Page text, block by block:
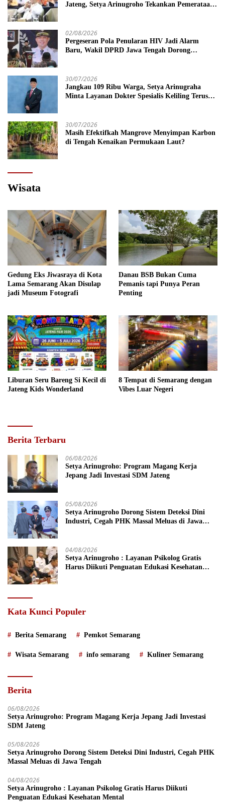
Jateng, Setya Arinugroho Tekankan Pemerataan
02/08/2026
Pergeseran Pola Penularan HIV Jadi Alarm
Baru, Wakil DPRD Jawa Tengah Dorong
30/07/2026
Jangkau 109 Ribu Warga, Setya Arinugraha
Minta Layanan Dokter Spesialis Keliling Terus
30/07/2026
Masih Efektifkah Mangrove Menyimpan Karbon
di Tengah Kenaikan Permukaan Laut?
Wisata
Gedung Eks Jiwasraya di Kota
Lama Semarang Akan Disulap
jadi Museum Fotografi
Danau BSB Bukan Cuma
Pemanis tapi Punya Peran
Penting
Liburan Seru Bareng Si Kecil di
Jateng Kids Wonderland
8 Tempat di Semarang dengan
Vibes Luar Negeri
Berita Terbaru
06/08/2026
Setya Arinugroho: Program Magang Kerja
Jepang Jadi Investasi SDM Jateng
05/08/2026
Setya Arinugroho Dorong Sistem Deteksi Dini
Industri, Cegah PHK Massal Meluas di Jawa
04/08/2026
Setya Arinugroho : Layanan Psikolog Gratis
Harus Diikuti Penguatan Edukasi Kesehatan
Kata Kunci Populer
Berita Semarang Pemkot Semarang
Wisata Semarang info semarang Kuliner Semarang
Berita
06/08/2026
Setya Arinugroho: Program Magang Kerja Jepang Jadi Investasi
SDM Jateng
05/08/2026
Setya Arinugroho Dorong Sistem Deteksi Dini Industri, Cegah PHK
Massal Meluas di Jawa Tengah
04/08/2026
Setya Arinugroho : Layanan Psikolog Gratis Harus Diikuti
Penguatan Edukasi Kesehatan Mental